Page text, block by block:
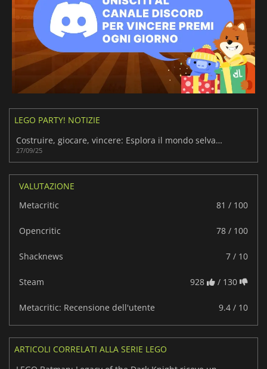
LEGO PARTY! NOTIZIE
Costruire, giocare, vincere: Esplora il mondo selvaggio di LEGO Party!
27/09/25
VALUTAZIONE
Metacritic
81 / 100
Opencritic 78 / 100
Shacknews 7 / 10
Steam 928 / 130
Metacritic: Recensione dell'utente 9.4 / 10
ARTICOLI CORRELATI ALLA SERIE LEGO